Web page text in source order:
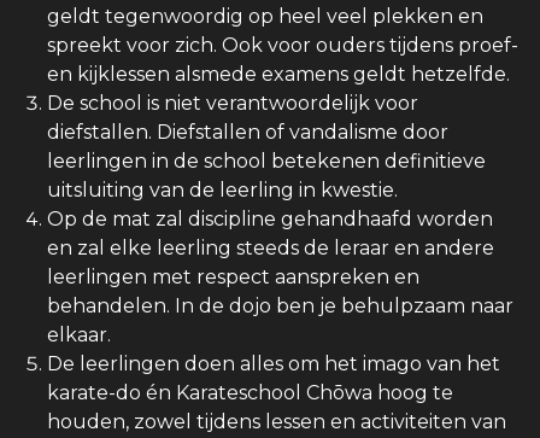
geldt tegenwoordig op heel veel plekken en
spreekt voor zich. Ook voor ouders tijdens proef-
en kijklessen alsmede examens geldt hetzelfde.
De school is niet verantwoordelijk voor
diefstallen. Diefstallen of vandalisme door
leerlingen in de school betekenen definitieve
uitsluiting van de leerling in kwestie.
Op de mat zal discipline gehandhaafd worden
en zal elke leerling steeds de leraar en andere
leerlingen met respect aanspreken en
behandelen. In de dojo ben je behulpzaam naar
elkaar.
De leerlingen doen alles om het imago van het
karate-do én Karateschool Chōwa hoog te
houden, zowel tijdens lessen en activiteiten van